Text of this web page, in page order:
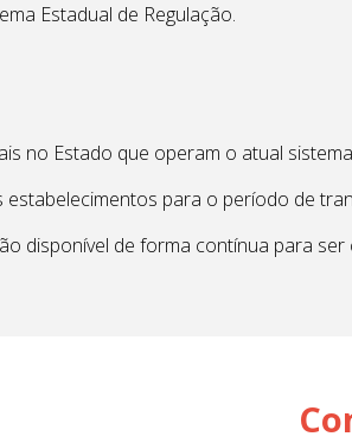
Estadual de Regulação.
no Estado que operam o atual
para o período de
disponível de forma contínua para